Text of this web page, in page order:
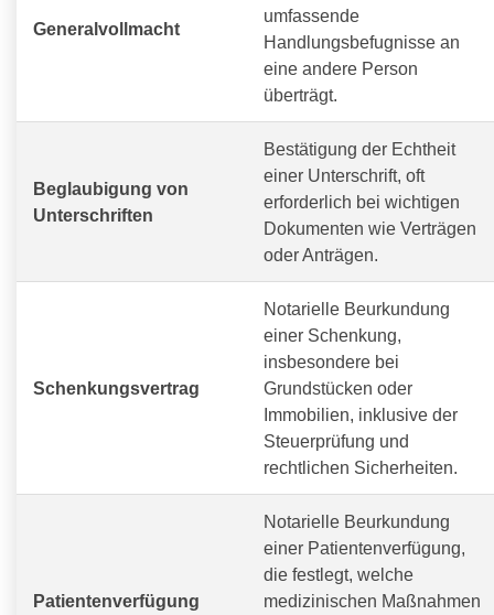
Generalvollmacht
umfassende
Handlungsbefugnisse an
eine andere Person
überträgt.
Beglaubigung von
Unterschriften
Bestätigung der Echtheit
einer Unterschrift, oft
erforderlich bei wichtigen
Dokumenten wie Verträgen
oder Anträgen.
Schenkungsvertrag
Notarielle Beurkundung
einer Schenkung,
insbesondere bei
Grundstücken oder
Immobilien, inklusive der
Steuerprüfung und
rechtlichen Sicherheiten.
Patientenverfügung
Notarielle Beurkundung
einer Patientenverfügung,
die festlegt, welche
medizinischen Maßnahmen